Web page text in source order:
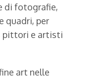
di fotografie,
quadri, per
pittori e artisti
art nelle